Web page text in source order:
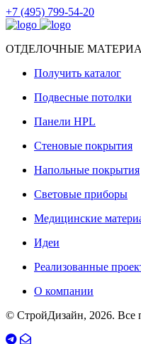
+7 (495) 799-54-20
ОТДЕЛОЧНЫЕ
Получить каталог
Подвесные потолки
Панели HPL
Стеновые покрытия
Напольные покрытия
Световые приборы
Медицинские
Идеи
Реализованные
О компании
© СтройДизайн, 2026. Все